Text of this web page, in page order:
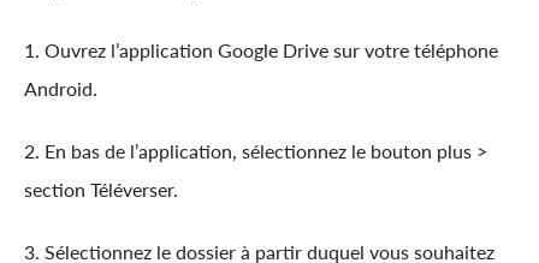
1. Ouvrez l’application Google Drive sur votre téléphone
Android.
2. En bas de l’application, sélectionnez le bouton plus >
section Téléverser.
3. Sélectionnez le dossier à partir duquel vous souhaitez